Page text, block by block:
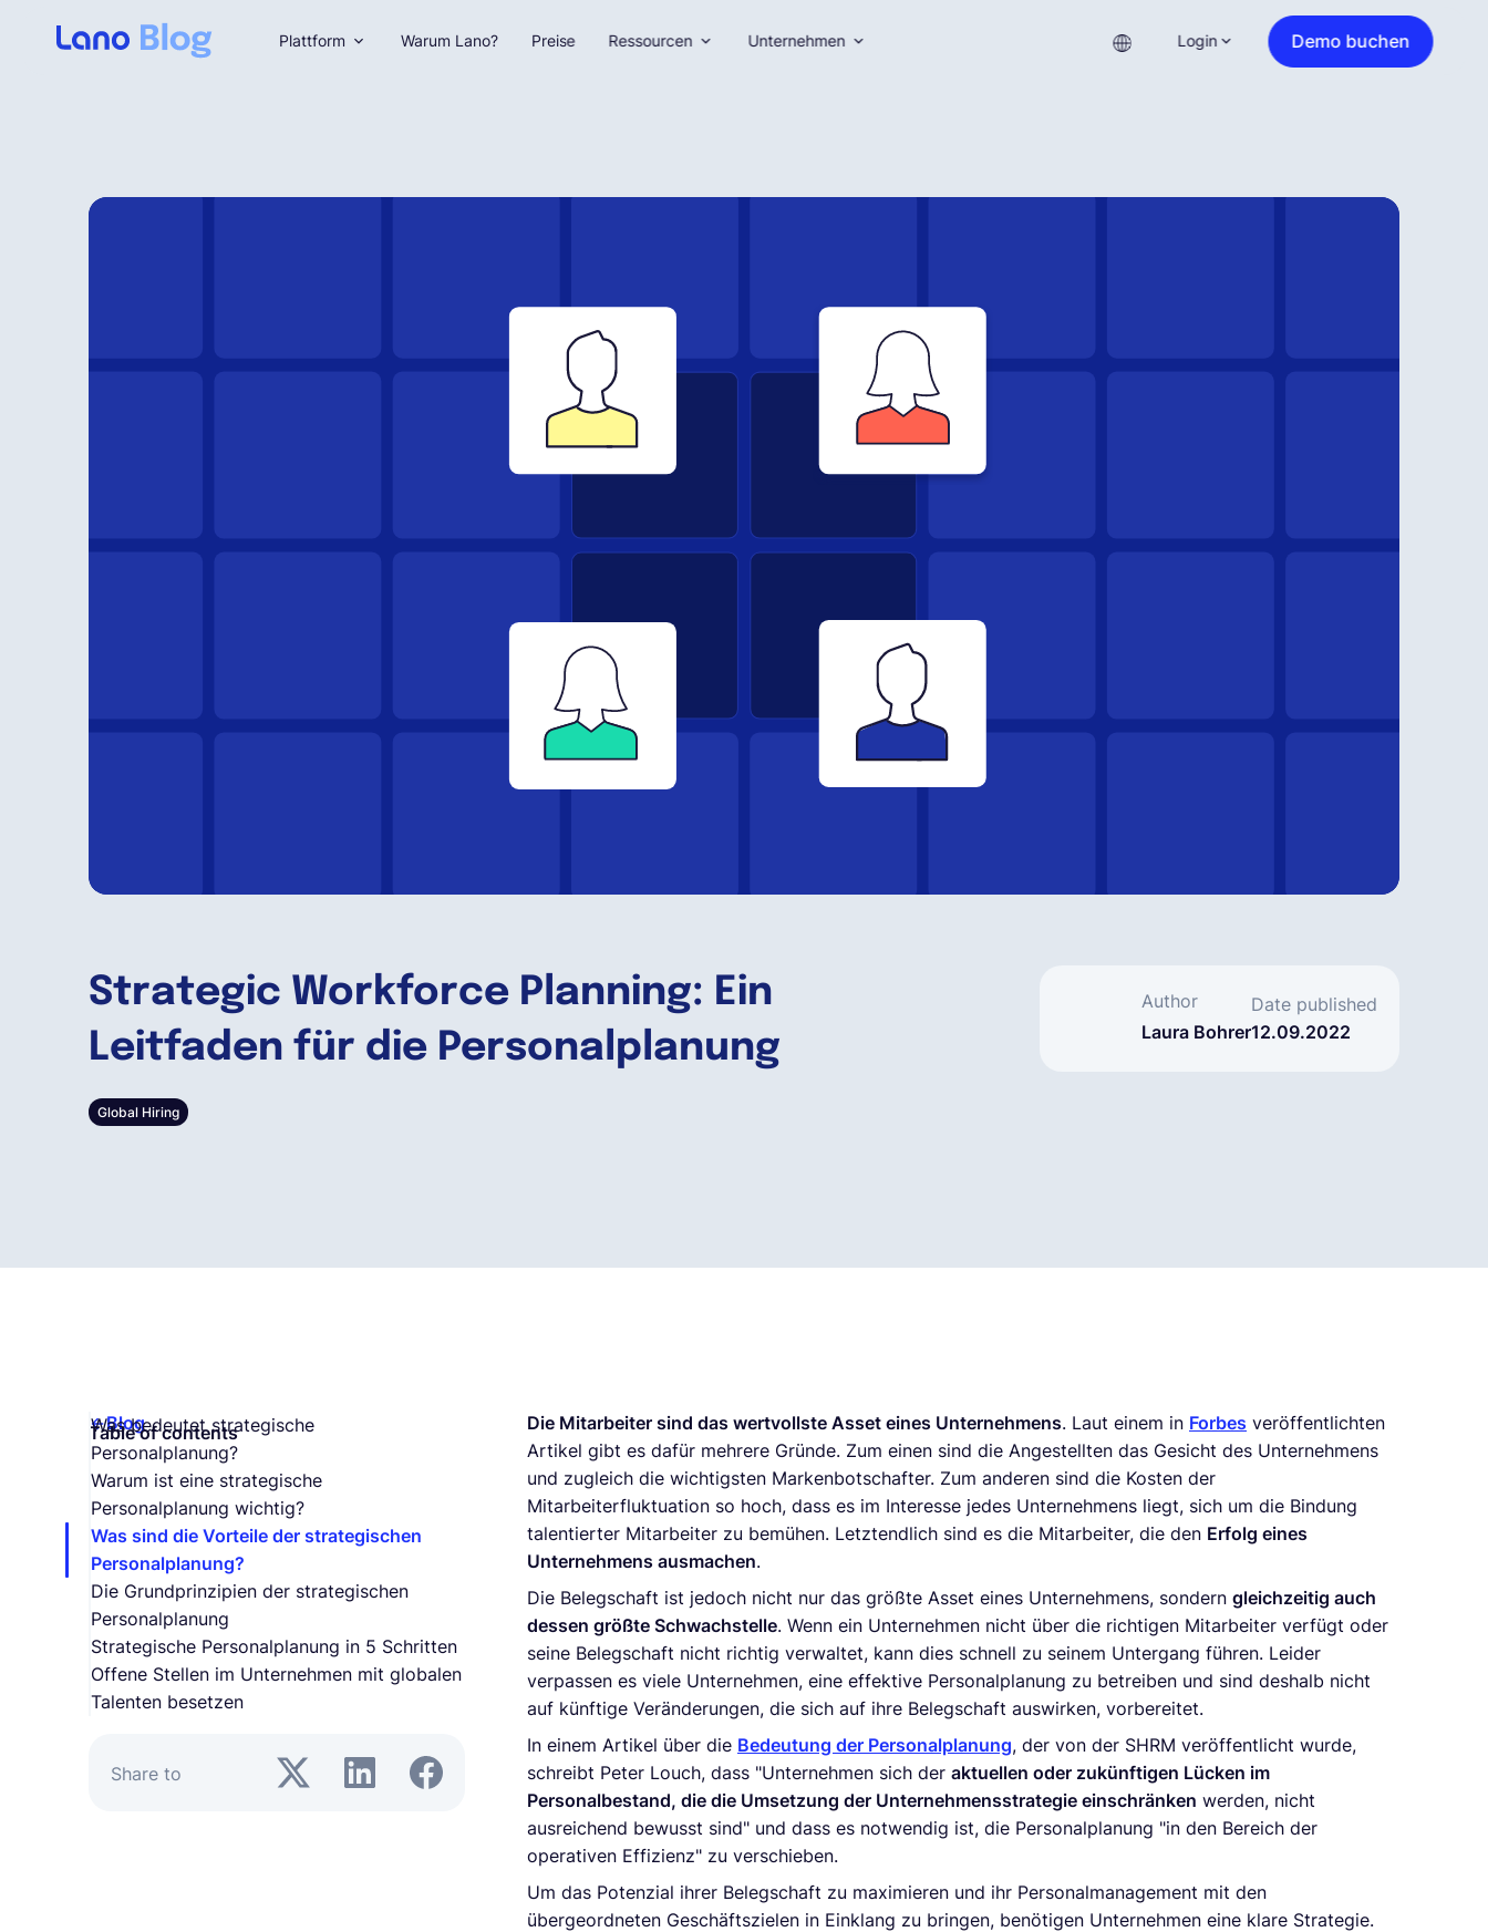
Strategic Workforce Planning: Ein
Leitfaden für die Personalplanung
Global Hiring
Author
Laura Bohrer
Date published
12.09.2022
Plattform Warum Lano? Preise Ressourcen Unternehmen Login Demo buchen
Blog
Table of contents
Was bedeutet strategische
Personalplanung?
Warum ist eine strategische
Personalplanung wichtig?
Was sind die Vorteile der strategischen
Personalplanung?
Die Grundprinzipien der strategischen
Personalplanung
Strategische Personalplanung in 5 Schritten
Offene Stellen im Unternehmen mit globalen
Talenten besetzen
Share to
Die Mitarbeiter sind das wertvollste Asset eines Unternehmens. Laut einem in Forbes veröffentlichten
Artikel gibt es dafür mehrere Gründe. Zum einen sind die Angestellten das Gesicht des Unternehmens
und zugleich die wichtigsten Markenbotschafter. Zum anderen sind die Kosten der
Mitarbeiterfluktuation so hoch, dass es im Interesse jedes Unternehmens liegt, sich um die Bindung
talentierter Mitarbeiter zu bemühen. Letztendlich sind es die Mitarbeiter, die den Erfolg eines
Unternehmens ausmachen.
Die Belegschaft ist jedoch nicht nur das größte Asset eines Unternehmens, sondern gleichzeitig auch
dessen größte Schwachstelle. Wenn ein Unternehmen nicht über die richtigen Mitarbeiter verfügt oder
seine Belegschaft nicht richtig verwaltet, kann dies schnell zu seinem Untergang führen. Leider
verpassen es viele Unternehmen, eine effektive Personalplanung zu betreiben und sind deshalb nicht
auf künftige Veränderungen, die sich auf ihre Belegschaft auswirken, vorbereitet.
In einem Artikel über die Bedeutung der Personalplanung, der von der SHRM veröffentlicht wurde,
schreibt Peter Louch, dass "Unternehmen sich der aktuellen oder zukünftigen Lücken im
Personalbestand, die die Umsetzung der Unternehmensstrategie einschränken werden, nicht
ausreichend bewusst sind" und dass es notwendig ist, die Personalplanung "in den Bereich der
operativen Effizienz" zu verschieben.
Um das Potenzial ihrer Belegschaft zu maximieren und ihr Personalmanagement mit den
übergeordneten Geschäftszielen in Einklang zu bringen, benötigen Unternehmen eine klare Strategie.